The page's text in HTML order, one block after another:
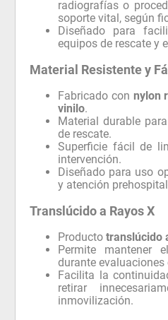
radiografías o
soporte vital, según
Diseñado para
equipos de rescate y
Material Resistente y
Fabricado con nylon
vinilo.
Material durable
de rescate.
Superficie fácil de
intervención.
Diseñado para uso
y atención
Translúcido a Rayos X
Productotranslúcido
Permite mantener
durante
Facilita la
retirar
inmovilización.